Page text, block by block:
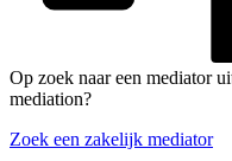
Op zoek naar een mediator
mediation?
Zoek een zakelijk mediator